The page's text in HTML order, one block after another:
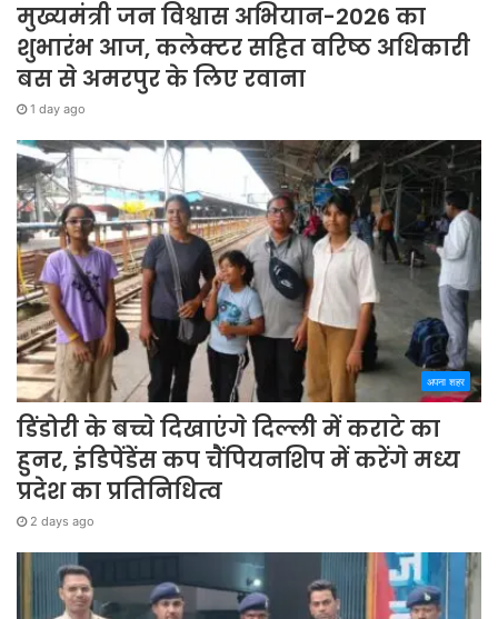
मुख्यमंत्री जन विश्वास अभियान-2026 का
शुभारंभ आज, कलेक्टर सहित वरिष्ठ अधिकारी
बस से अमरपुर के लिए रवाना
1 day ago
अपना शहर
डिंडोरी के बच्चे दिखाएंगे दिल्ली में कराटे का
हुनर, इंडिपेंडेंस कप चैंपियनशिप में करेंगे मध्य
प्रदेश का प्रतिनिधित्व
2 days ago